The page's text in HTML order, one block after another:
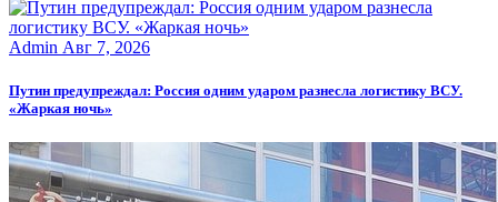
Admin Авг 7, 2026
Путин предупреждал: Россия одним ударом разнесла логистику ВСУ.
«Жаркая ночь»